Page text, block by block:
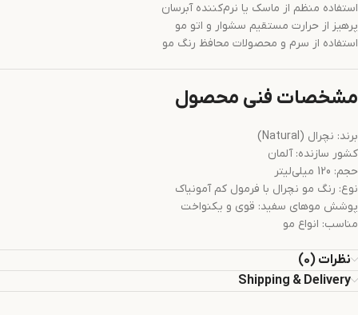
استفاده منظم از ماسک یا نرم‌کننده آبرسان
پرهیز از حرارت مستقیم سشوار و اتو مو
استفاده از سرم و محصولات محافظ رنگ مو
مشخصات فنی محصول
برند: نچرال (Natural)
کشور سازنده: آلمان
حجم: 120 میلی‌لیتر
نوع: رنگ مو نچرال با فرمول کم آمونیاک
پوشش موهای سفید: قوی و یکنواخت
مناسب: انواع مو
نظرات (0)
Shipping & Delivery